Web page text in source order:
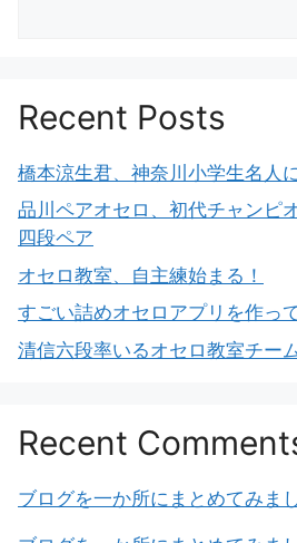
Recent Posts
橋本涼生君、神奈川小学生名人
品川ペアオセロ、初代チャンピ
四段ペア
オセロ教室、自主練始まる！
すごい詰めオセロアプリを作っ
清信六段率いるオセロ教室チー
Recent
ブログを一か所にまとめてみま